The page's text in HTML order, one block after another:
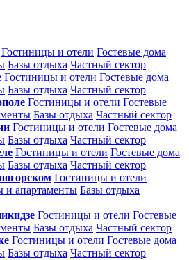
Гостиницы и отели Гостевые дома
Базы отдыха Частный сектор
Гостиницы и отели Гостевые дома
Базы отдыха Частный сектор
Гостиницы и отели Гостевые
Базы отдыха Частный сектор
Гостиницы и отели Гостевые дома
Базы отдыха Частный сектор
Гостиницы и отели Гостевые дома
Базы отдыха Частный сектор
Гостиницы и отели
и апартаменты Базы отдыха
Гостиницы и отели Гостевые
Базы отдыха Частный сектор
Гостиницы и отели Гостевые дома
Базы отдыха Частный сектор